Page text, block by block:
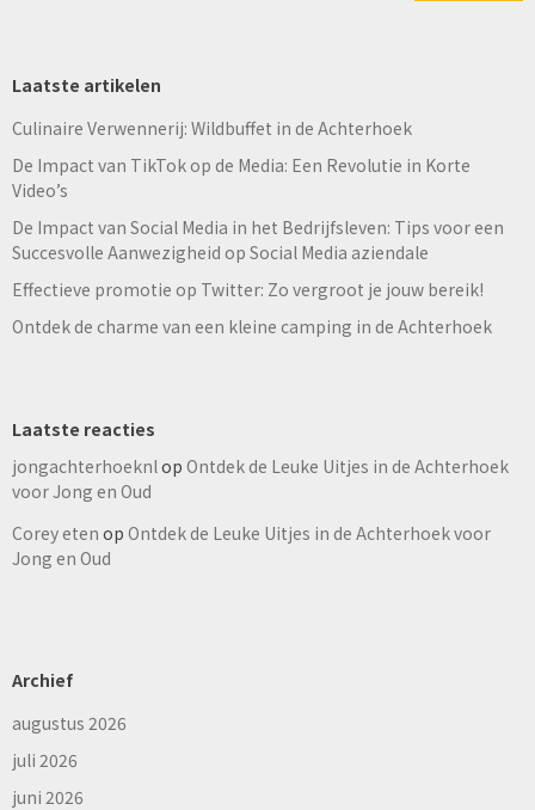
Laatste artikelen
Culinaire Verwennerij: Wildbuffet in de Achterhoek
De Impact van TikTok op de Media: Een Revolutie in Korte
Video’s
De Impact van Social Media in het Bedrijfsleven: Tips voor een
Succesvolle Aanwezigheid op Social Media aziendale
Effectieve promotie op Twitter: Zo vergroot je jouw bereik!
Ontdek de charme van een kleine camping in de Achterhoek
Laatste reacties
jongachterhoeknl op Ontdek de Leuke Uitjes in de Achterhoek
voor Jong en Oud
Corey eten op Ontdek de Leuke Uitjes in de Achterhoek voor
Jong en Oud
Archief
augustus 2026
juli 2026
juni 2026